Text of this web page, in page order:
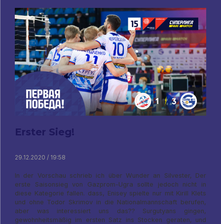
Erster Sieg!
29.12.2020 / 19:58
In der Vorschau schrieb ich über Wunder an Silvester, Der
erste Saisonsieg von Gazprom-Ugra sollte jedoch nicht in
diese Kategorie fallen. dass, Enisey spielte nur mit Kirill Klets
und ohne Todor Skrimov in die Nationalmannschaft berufen,
aber was interessiert uns das?? Surgutyans gingen,
gewohnheitsmäßig im ersten Satz ins Stocken geraten, und